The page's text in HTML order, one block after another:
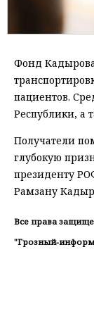
Фонд Кадырова
пациентов.
Республики, а
Получатели
глубокую
президенту
Рамзану
Все права
"Грозный-